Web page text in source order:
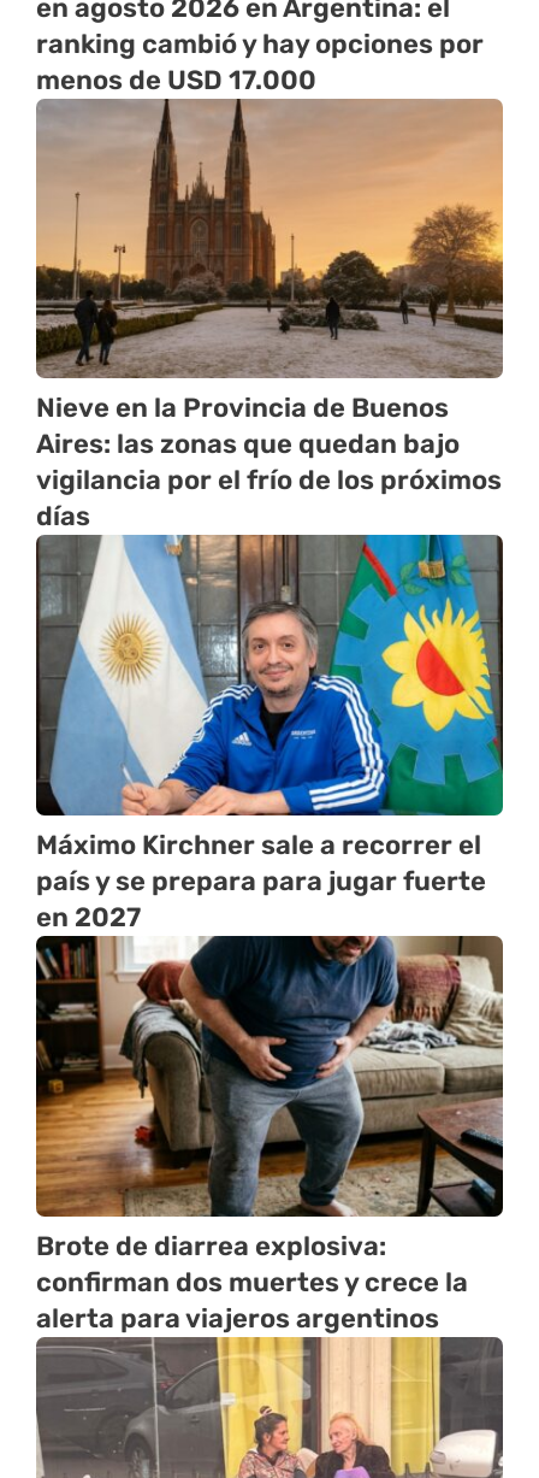
en agosto 2026 en Argentina: el
ranking cambió y hay opciones por
menos de USD 17.000
Nieve en la Provincia de Buenos
Aires: las zonas que quedan bajo
vigilancia por el frío de los próximos
días
Máximo Kirchner sale a recorrer el
país y se prepara para jugar fuerte
en 2027
Brote de diarrea explosiva:
confirman dos muertes y crece la
alerta para viajeros argentinos